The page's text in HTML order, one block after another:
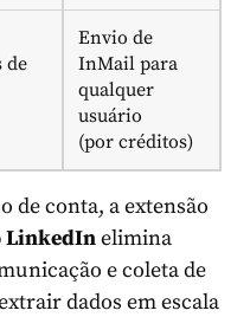
de
Envio de
InMail para
qualquer
usuário
(por créditos)
de conta, a extensão
LinkedInelimina
e coleta de
dados em escala